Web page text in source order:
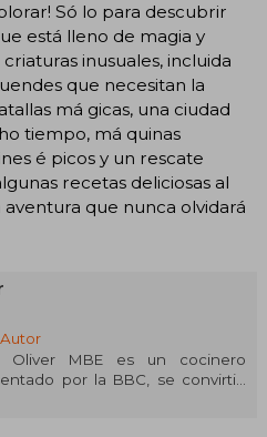
Só lo para descubrir
está lleno de magia y
inusuales, incluida
que necesitan la
má gicas, una ciudad
tiempo, má quinas
é picos y un rescate
recetas deliciosas al
que nunca olvidará
Oliver MBE es un cocinero
por la BBC, se convirtió
más influyentes del